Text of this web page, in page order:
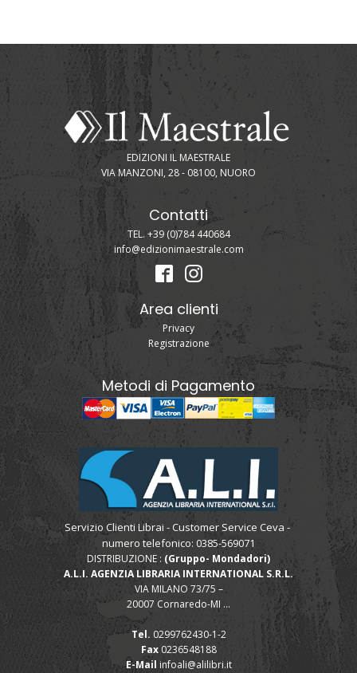
EDIZIONI IL MAESTRALE
VIA MANZONI, 28 - 08100, NUORO
Contatti
TEL. +39 (0)784 440684
info@edizionimaestrale.com
Area clienti
Privacy
Registrazione
Metodi di Pagamento
Servizio Clienti Librai - Customer Service Ceva -
numero telefonico: 0385-569071
DISTRIBUZIONE : (Gruppo- Mondadori)
A.L.I. AGENZIA LIBRARIA INTERNATIONAL S.R.L.
VIA MILANO 73/75 –
20007 Cornaredo-MI ...
Tel. 0299762430-1-2
Fax0236548188
E-Mail infoali@alilibri.it